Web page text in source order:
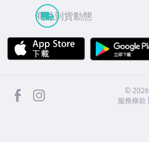
商品到貨動態
APP Store
facebook ©2026
服務條款